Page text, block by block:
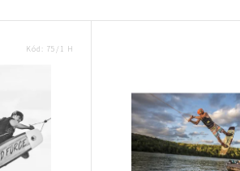
Kód: 75/1 H